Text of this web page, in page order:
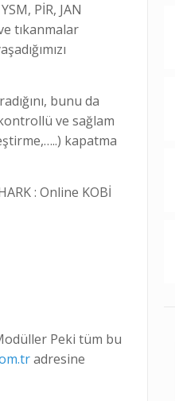
PİR, JAN
tıkanmalar
bunu da
ve sağlam
kapatma
: Online KOBİ
Peki tüm bu
adresine